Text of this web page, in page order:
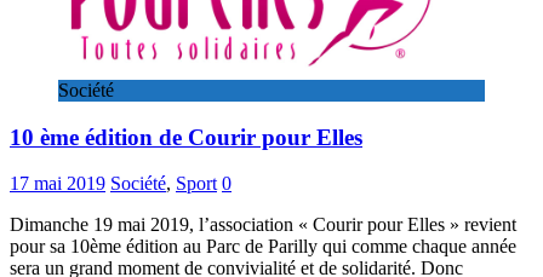
Société
10 ème édition de Courir pour Elles
17 mai 2019 Société, Sport 0
Dimanche 19 mai 2019, l’association « Courir pour Elles » revient
pour sa 10ème édition au Parc de Parilly qui comme chaque année
sera un grand moment de convivialité et de solidarité. Donc